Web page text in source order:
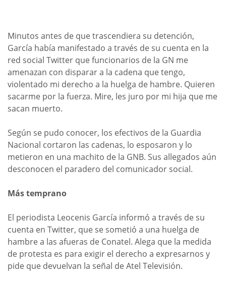
Minutos antes de que trascendiera su detención,
García había manifestado a través de su cuenta en la
red social Twitter que funcionarios de la GN me
amenazan con disparar a la cadena que tengo,
violentado mi derecho a la huelga de hambre. Quieren
sacarme por la fuerza. Mire, les juro por mi hija que me
sacan muerto.
Según se pudo conocer, los efectivos de la Guardia
Nacional cortaron las cadenas, lo esposaron y lo
metieron en una machito de la GNB. Sus allegados aún
desconocen el paradero del comunicador social.
Más temprano
El periodista Leocenis García informó a través de su
cuenta en Twitter, que se sometió a una huelga de
hambre a las afueras de Conatel. Alega que la medida
de protesta es para exigir el derecho a expresarnos y
pide que devuelvan la señal de Atel Televisión.